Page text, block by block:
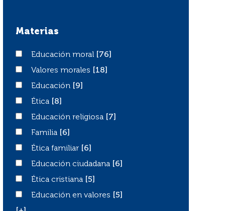
Materias
Educación moral
Educación moral
[76]
Valores morales
Valores morales
[18]
Educación
Educación
[9]
ÉticaÉtica
[8]
Educación religiosa
Educación religiosa
[7]
FamiliaFamilia
[6]
Ética familiar
Ética familiar
[6]
Educación ciudadana
Educación ciudadana
[6]
Ética cristiana
Ética cristiana
[5]
Educación en valores
Educación en valores
[5]